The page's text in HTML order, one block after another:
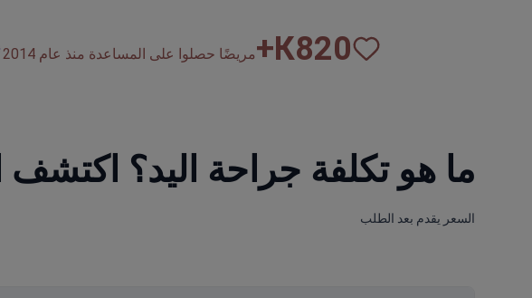
820
К+ مريضًا حصلوا على المساعدة منذ عام 2014
ما هو تكلفة جراحة اليد؟ اكتشف
السعر يقدم بعد الطلب